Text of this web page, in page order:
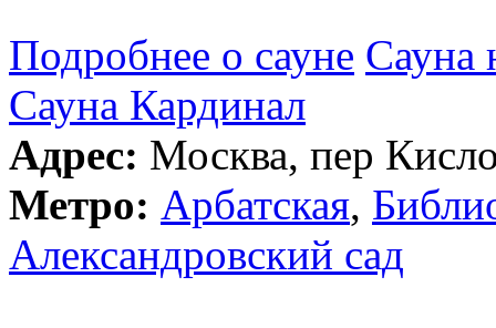
Подробнее о сауне Сауна
Сауна Кардинал
Адрес: Москва, пер
Метро: Арбатская,
Александровский сад